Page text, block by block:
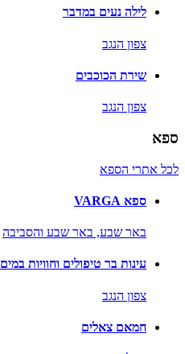
לילה נעים במדבר
צפון הנגב
שירת הכוכבים
צפון הנגב
ספא
לכל אתרי הספא
ספא VARGA
באר שבע, באר שבע והסביבה
עינות בר טיפולים וחוויות במים
צפון הנגב
חמאם צאלים